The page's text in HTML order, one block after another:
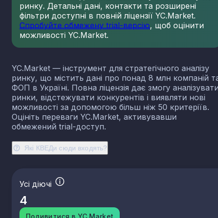
Які КВЕДи сюди входять?
ринку. Детальні дані, контакти та розширені
фільтри доступні в повній ліцензії YC.Market.
Спробуйте обмежену trial-версію, щоб оцінити
можливості YC.Market.
YC.Market — інструмент для стратегічного аналізу
ринку, що містить дані про понад 8 млн компаній
ФОП в Україні. Повна ліцензія дає змогу
ринки, відстежувати конкурентів і виявляти нові
можливості за допомогою більш ніж 50 критеріїв.
Оцініть переваги YC.Market, активувавши
обмежений trial-доступ.
Усі діючі
4
Подивитися в YC.Market
23.13 Виробництво порожнистого скла
23.14 Виробництво скловолокна
23.19 Виробництво й оброблення інших скляних
23.31 Виробництво керамічних плиток і плит
23.32 Виробництво цегли, черепиці та інших
виробів із випаленої глини
23.41
Виробництво господарських і декоративних
керамічних виробів
23.42
Виробництво керамічних санітарно-технічних
23.43 Виробництво керамічних електроізоляторів та
ізоляційної арматури
призначення
23.49 Виробництво інших керамічних виробів
23.52 Виробництво вапна та гіпсових сумішей